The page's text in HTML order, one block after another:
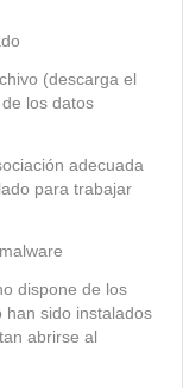
(descarga el
los datos
adecuada
para trabajar
dispone de los
han sido instalados
abrirse al